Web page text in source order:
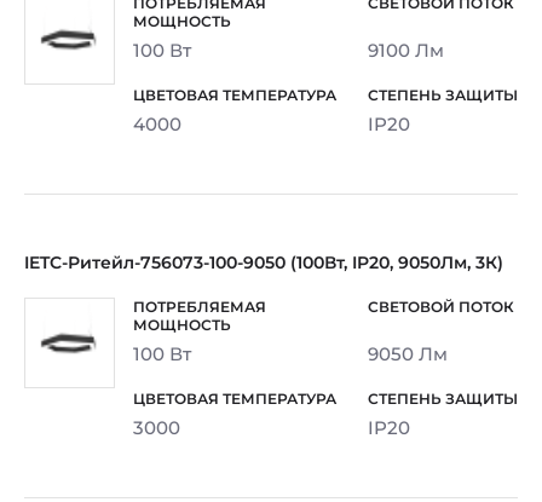
100 Вт 9100 Лм
4000 IP20
IETC-Ритейл-756073-100-9050 (100Вт, IP20, 9050Лм, 3К)
100 Вт 9050 Лм
3000 IP20